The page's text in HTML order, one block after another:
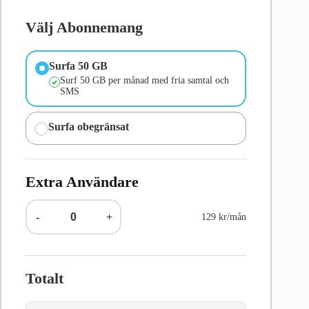
Välj Abonnemang
Surfa 50 GB
Surf 50 GB per månad med fria samtal och
SMS
Surfa obegränsat
Extra Användare
- + 129 kr/mån
Totalt